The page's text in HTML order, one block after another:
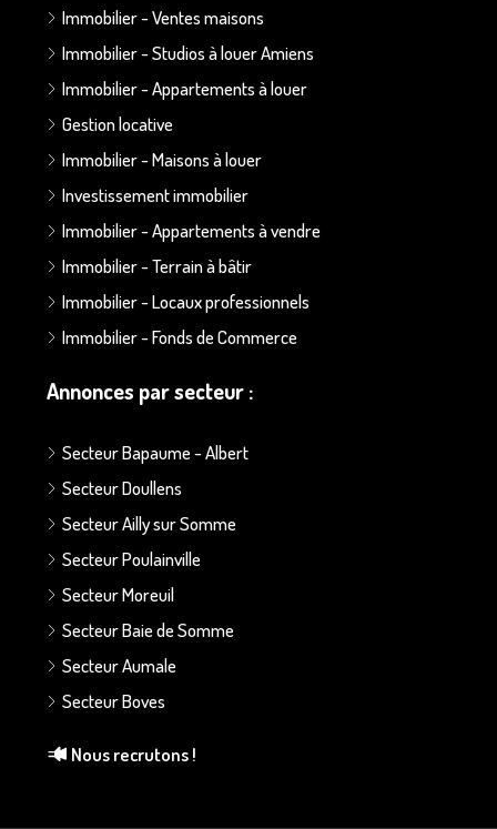
Immobilier - Ventes maisons
Immobilier - Studios à louer Amiens
Immobilier - Appartements à louer
Gestion locative
Immobilier - Maisons à louer
Investissement immobilier
Immobilier - Appartements à vendre
Immobilier - Terrain à bâtir
Immobilier - Locaux professionnels
Immobilier - Fonds de Commerce
Annonces par secteur :
Secteur Bapaume - Albert
Secteur Doullens
Secteur Ailly sur Somme
Secteur Poulainville
Secteur Moreuil
Secteur Baie de Somme
Secteur Aumale
Secteur Boves
Nous recrutons !